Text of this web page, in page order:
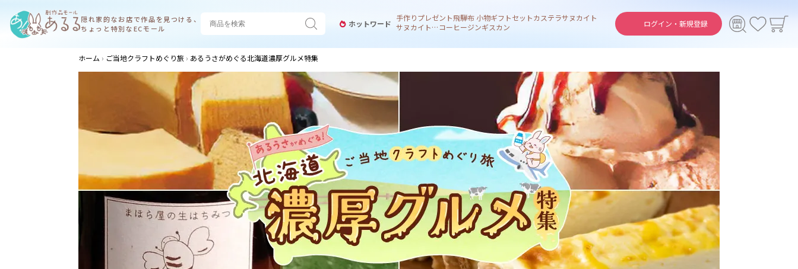
隠れ家的なお店で作品を見つける、
ちょっと特別なECモール
ログイン・ 新規登録
ホットワード
手作りプレゼント飛騨布 小物ギフトセットカステラサヌカイト
サヌカイト 風鈴コーヒージンギスカン
ホーム ご当地クラフトめぐり旅 あるうさがめぐる北海道濃厚グルメ特集